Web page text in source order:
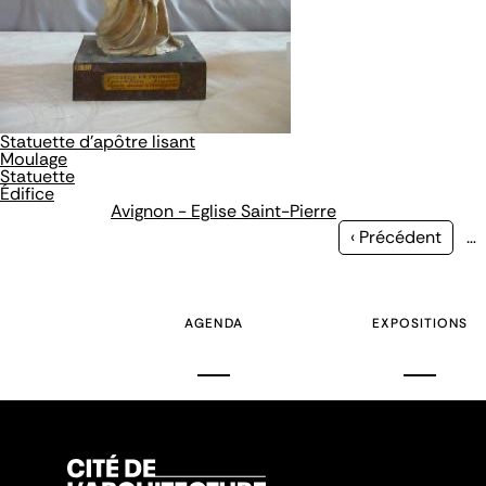
Statuette d'apôtre lisant
Moulage
Statuette
Édifice
Avignon - Eglise Saint-Pierre
Page
‹ Précédent …
AGENDA EXPOSITIONS